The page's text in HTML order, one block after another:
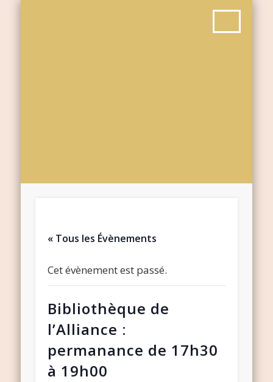
« Tous les Évènements
Cet évènement est passé.
Bibliothèque de
l’Alliance :
permanance de 17h30
à 19h00